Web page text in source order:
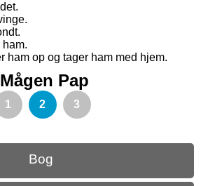
ham op og tager ham med hjem.
Mågen Pap
1 2 3
Bog